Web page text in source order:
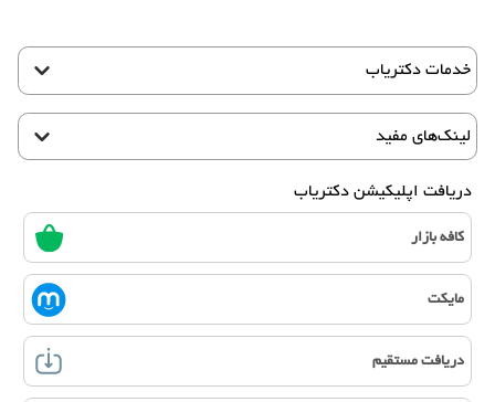
خدمات دکتریاب
لینک‌های مفید
دریافت اپلیکیشن دکتریاب
کافه بازار
مایکت
دریافت مستقیم